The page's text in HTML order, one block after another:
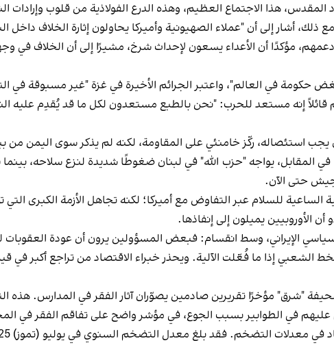
المقدس، هذا الاجتماع العظيم، وهذه الدرع الفولاذية من قلوب
أشار إلى أن "عملاء الصهيونية وأميركا يحاولون إثارة الخلاف داخل
دعمهم، مؤكدًا أن الأعداء يسعون لإحداث شرخ، مشيرًا إلى أن الخلاف
حكومة في العالم"، واعتبر الجرائم الأخيرة في غزة "غير مسبوقة في
إنه مستعد للحرب: "نحن بالطبع مستعدون لكل ما قد يُقدِم عليه
استئصاله، ركّز خامنئي على المقاومة، لكنه لم يذكر سوى اليمن من
المقابل، يواجه "حزب الله" في لبنان ضغوطًا شديدة لنزع سلاحه،
حتى الآن.
للسلام عبر التفاوض مع أميركا؛ لكنه تجاهل الأزمة الكبرى التي
الأوروبيين يميلون إلى إنفاذها.
الإيراني، وسط انقسام: فبعض المسؤولين يرون أن عودة العقوبات
الشعبي إذا ما فُعّلت الآلية. ويحذر خبراء الاقتصاد من تراجع أكبر في
"شرق" مؤخرًا تقريرين صادمين يصوّران آثار الفقر في المدارس. هذه
في الطوابير بسبب الجوع، في مؤشر واضح على تفاقم الفقر في